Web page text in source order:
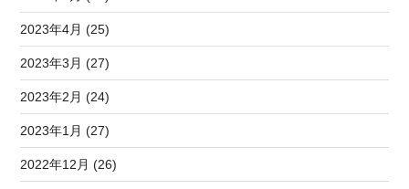
2023年4月 (25)
2023年3月 (27)
2023年2月 (24)
2023年1月 (27)
2022年12月 (26)